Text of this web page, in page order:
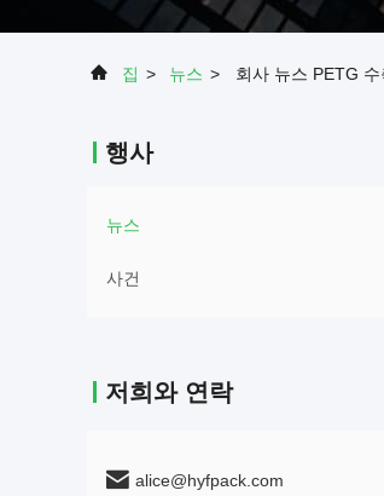
집 > 뉴스 > 회사 뉴스 PETG
행사
뉴스
사건
저희와 연락
alice@hyfpack.com